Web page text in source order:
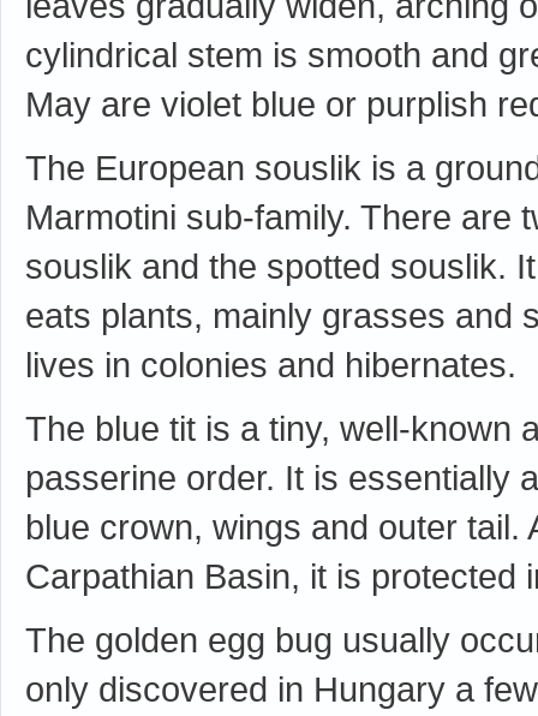
cylindrical stem is smooth and
May are violet blue or purplish
The European souslik is a
Marmotini sub-family. There are
souslik and the spotted souslik.
eats plants, mainly grasses and
lives in colonies and hibernates.
The blue tit is a tiny, well-known
passerine order. It is essentially
blue crown, wings and outer tail.
Carpathian Basin, it is protected
The golden egg bug usually
only discovered in Hungary a